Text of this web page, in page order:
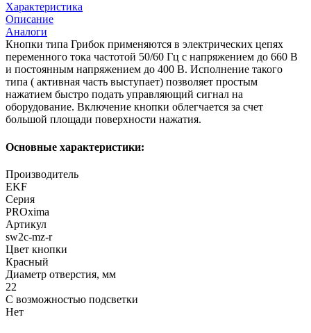
Характеристика
Описание
Аналоги
Кнопки типа Грибок применяются в электрических цепях
переменного тока частотой 50/60 Гц с напряжением до 660 В
и постоянным напряжением до 400 В. Исполнение такого
типа ( активная часть выступает) позволяет простым
нажатием быстро подать управляющий сигнал на
оборудование. Включение кнопки облегчается за счет
большой площади поверхности нажатия.
Основные характеристики:
Производитель
EKF
Серия
PROxima
Артикул
sw2c-mz-r
Цвет кнопки
Красный
Диаметр отверстия, мм
22
С возможностью подсветки
Нет